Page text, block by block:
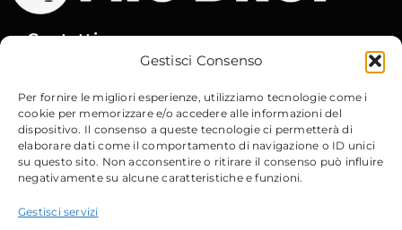
Gestisci Consenso
Per fornire le migliori esperienze, utilizziamo tecnologie come i
cookie per memorizzare e/o accedere alle informazioni del
dispositivo. Il consenso a queste tecnologie ci permetterà di
elaborare dati come il comportamento di navigazione o ID unici
su questo sito. Non acconsentire o ritirare il consenso può influire
negativamente su alcune caratteristiche e funzioni.
Gestisci servizi
Contatti
Email: info@micdrop.it Tel:380 8994580
Sito Web